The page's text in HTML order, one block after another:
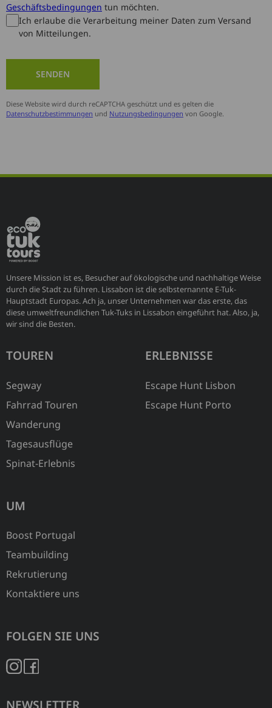
Geschäftsbedingungen tun möchten.
Ich erlaube die Verarbeitung meiner Daten zum Versand
von Mitteilungen.
SENDEN
Diese Website wird durch reCAPTCHA geschützt und es gelten die
Datenschutzbestimmungen und Nutzungsbedingungen von Google.
Unsere Mission ist es, Besucher auf ökologische und nachhaltige Weise
durch die Stadt zu führen. Lissabon ist die selbsternannte E-Tuk-
Hauptstadt Europas. Ach ja, unser Unternehmen war das erste, das
diese umweltfreundlichen Tuk-Tuks in Lissabon eingeführt hat. Also, ja,
wir sind die Besten.
TOUREN
Segway
Fahrrad Touren
Wanderung
Tagesausflüge
Spinat-Erlebnis
ERLEBNISSE
Escape Hunt Lisbon
Escape Hunt Porto
UM
Boost Portugal
Teambuilding
Rekrutierung
Kontaktiere uns
FOLGEN SIE UNS
NEWSLETTER